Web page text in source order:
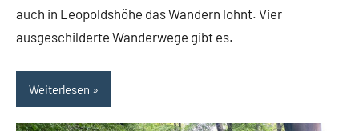
auch in Leopoldshöhe das Wandern lohnt. Vier
ausgeschilderte Wanderwege gibt es.
Weiterlesen